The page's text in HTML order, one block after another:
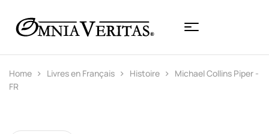
Home Livres en Français Histoire
Michael Collins Piper -
FR